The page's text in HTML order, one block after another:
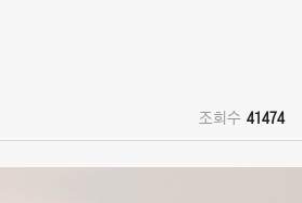
조회수 41474